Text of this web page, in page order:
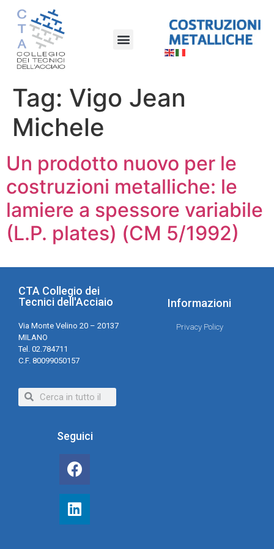
Tag: Vigo Jean
Michele
Un prodotto nuovo per le
costruzioni metalliche: le
lamiere a spessore variabile
(L.P. plates) (CM 5/1992)
CTA Collegio dei
Tecnici dell'Acciaio
Via Monte Velino 20 – 20137
MILANO
Tel. 02.784711
C.F. 80099050157
Informazioni
Privacy Policy
Seguici